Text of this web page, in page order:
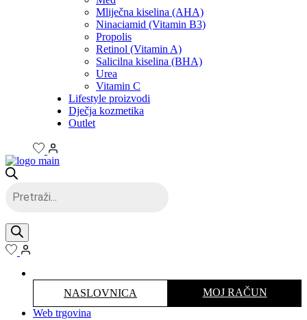
Mliječna kiselina (AHA)
Ninaciamid (Vitamin B3)
Propolis
Retinol (Vitamin A)
Salicilna kiselina (BHA)
Urea
Vitamin C
Lifestyle proizvodi
Dječja kozmetika
Outlet
search
NASLOVNICA
MOJ RAČUN
Web trgovina